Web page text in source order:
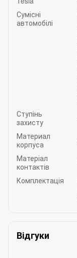
Сумісні
автомобілі
Ступінь
захисту
Материал
корпуса
Матеріал
контактів
Комплектація
Відгуки